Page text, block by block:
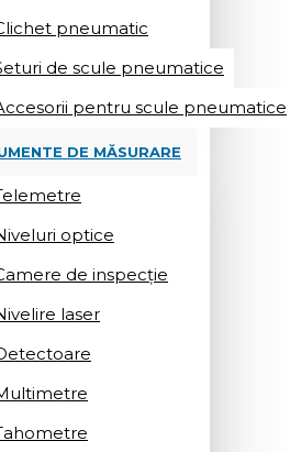
pneumatic
de scule pneumatice
pentru scule pneumatice
DE MĂSURARE
optice
de inspecție
laser